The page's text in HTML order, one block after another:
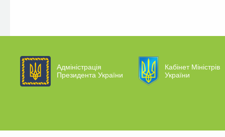
Адміністрація
Президента України
Кабінет Міністрів
України